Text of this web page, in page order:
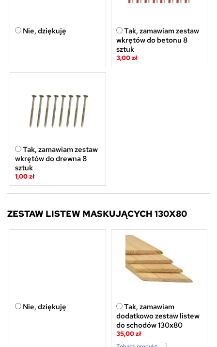
Nie, dziękuję
Tak, zamawiam zestaw
wkrętów do betonu 8
sztuk
3,00 zł
Tak, zamawiam zestaw
wkrętów do drewna 8
sztuk
1,00 zł
ZESTAW LISTEW MASKUJĄCYCH 130X80
Nie, dziękuję
Tak, zamawiam
dodatkowo zestaw listew
do schodów 130x80
35,00 zł